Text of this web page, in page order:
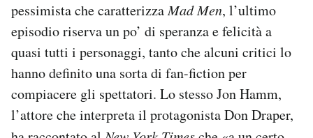
pessimista che caratterizzaMad Men, l’ultimo
episodio riserva un po’ di speranza e felicità a
quasi tutti i personaggi, tanto che alcuni critici lo
hanno definito una sorta di fan-fiction per
compiacere gli spettatori. Lo stesso Jon Hamm,
l’attore che interpreta il protagonista Don Draper,